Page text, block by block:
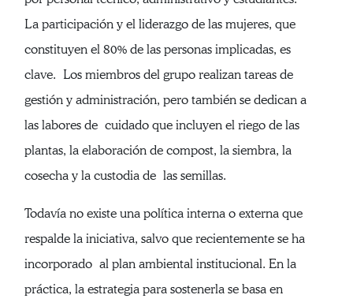
La participación y el liderazgo de las mujeres, que
constituyen el 80% de las personas implicadas, es
clave. Los miembros del grupo realizan tareas de
gestión y administración, pero también se dedican a
las labores de cuidado que incluyen el riego de las
plantas, la elaboración de compost, la siembra, la
cosecha y la custodia de las semillas.
Todavía no existe una política interna o externa que
respalde la iniciativa, salvo que recientemente se ha
incorporado al plan ambiental institucional. En la
práctica, la estrategia para sostenerla se basa en